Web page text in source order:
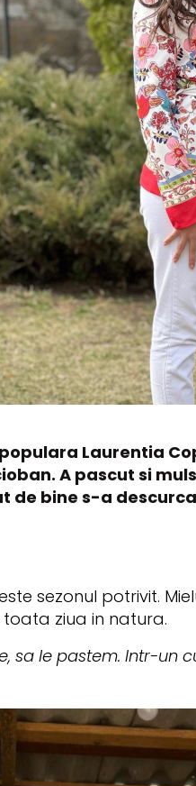
Laurentia
A pascut si
de bine s-a
sezonul potrivit.
ziua in natura.
le pastem. Intr-un